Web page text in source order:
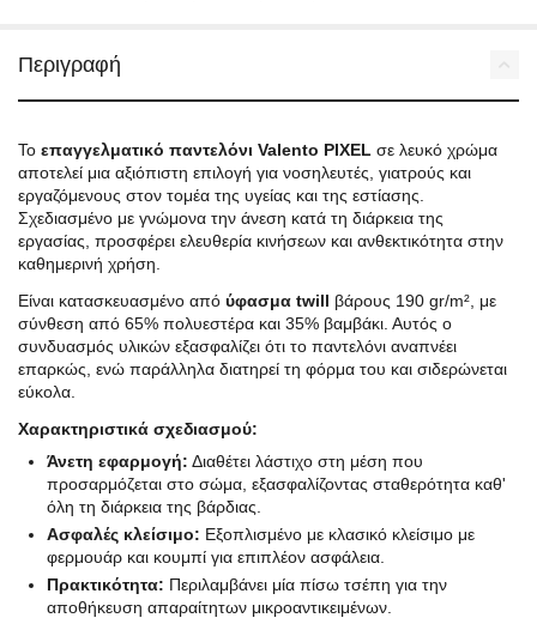
Περιγραφή
Το επαγγελματικό παντελόνι Valento PIXEL σε λευκό χρώμα
αποτελεί μια αξιόπιστη επιλογή για νοσηλευτές, γιατρούς και
εργαζόμενους στον τομέα της υγείας και της εστίασης.
Σχεδιασμένο με γνώμονα την άνεση κατά τη διάρκεια της
εργασίας, προσφέρει ελευθερία κινήσεων και ανθεκτικότητα στην
καθημερινή χρήση.
Είναι κατασκευασμένο από ύφασμα twill βάρους 190 gr/m², με
σύνθεση από 65% πολυεστέρα και 35% βαμβάκι. Αυτός ο
συνδυασμός υλικών εξασφαλίζει ότι το παντελόνι αναπνέει
επαρκώς, ενώ παράλληλα διατηρεί τη φόρμα του και σιδερώνεται
εύκολα.
Χαρακτηριστικά σχεδιασμού:
Άνετη εφαρμογή: Διαθέτει λάστιχο στη μέση που
προσαρμόζεται στο σώμα, εξασφαλίζοντας σταθερότητα καθ'
όλη τη διάρκεια της βάρδιας.
Ασφαλές κλείσιμο: Εξοπλισμένο με κλασικό κλείσιμο με
φερμουάρ και κουμπί για επιπλέον ασφάλεια.
Πρακτικότητα: Περιλαμβάνει μία πίσω τσέπη για την
αποθήκευση απαραίτητων μικροαντικειμένων.